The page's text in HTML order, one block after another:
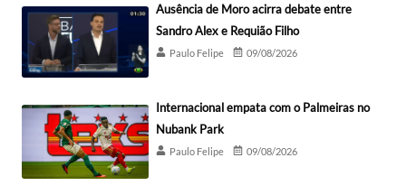
Ausência de Moro acirra debate entre
Sandro Alex e Requião Filho
Paulo Felipe 09/08/2026
Internacional empata com o Palmeiras no
Nubank Park
Paulo Felipe 09/08/2026